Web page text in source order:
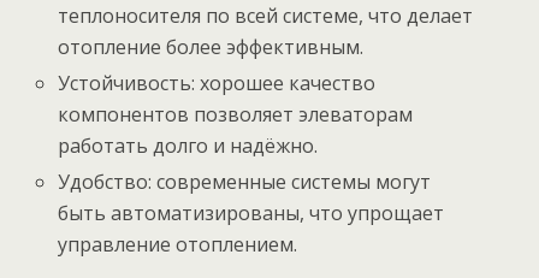
теплоносителя по всей системе, что делает
отопление более эффективным.
Устойчивость: хорошее качество
компонентов позволяет элеваторам
работать долго и надёжно.
Удобство: современные системы могут
быть автоматизированы, что упрощает
управление отоплением.